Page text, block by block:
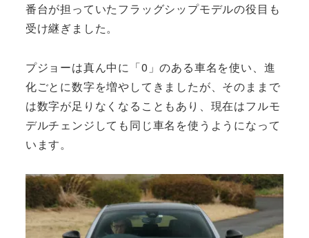
番台が担っていたフラッグシップモデルの役目も
受け継ぎました。
プジョーは真ん中に「0」のある車名を使い、進
化ごとに数字を増やしてきましたが、そのままで
は数字が足りなくなることもあり、現在はフルモ
デルチェンジしても同じ車名を使うようになって
います。